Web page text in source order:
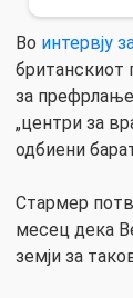
Во интервју
британскиот
за
„центри за
одбиени
Стармер
месец дека
земји за